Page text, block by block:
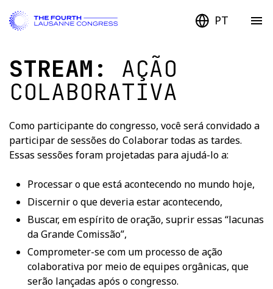
PT
STREAM: AÇÃO
COLABORATIVA
Como participante do congresso, você será convidado a
participar de sessões do Colaborar todas as tardes.
Essas sessões foram projetadas para ajudá-lo a:
Processar o que está acontecendo no mundo hoje,
Discernir o que deveria estar acontecendo,
Buscar, em espírito de oração, suprir essas “lacunas
da Grande Comissão”,
Comprometer-se com um processo de ação
colaborativa por meio de equipes orgânicas, que
serão lançadas após o congresso.